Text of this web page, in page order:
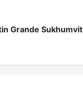
Grande Sukhumvit